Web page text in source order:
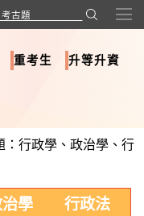
重考生 升等升資
：行政學、政治學、行
學
行政法